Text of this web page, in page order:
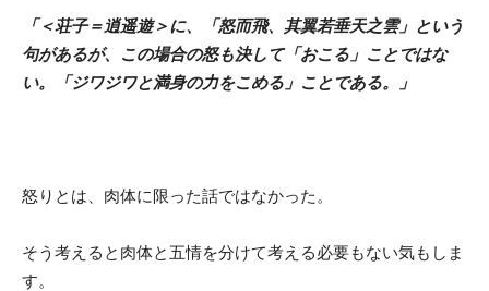
「＜荘子＝逍遥遊＞に、「怒而飛、其翼若垂天之雲」という
句があるが、この場合の怒も決して「おこる」ことではな
い。「ジワジワと満身の力をこめる」ことである。」
怒りとは、肉体に限った話ではなかった。
そう考えると肉体と五情を分けて考える必要もない気もしま
す。